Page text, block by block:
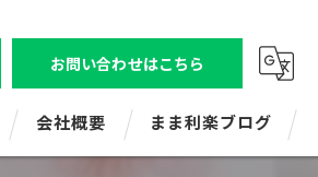
お問い合わせはこちら
会社概要 まま利楽ブログ